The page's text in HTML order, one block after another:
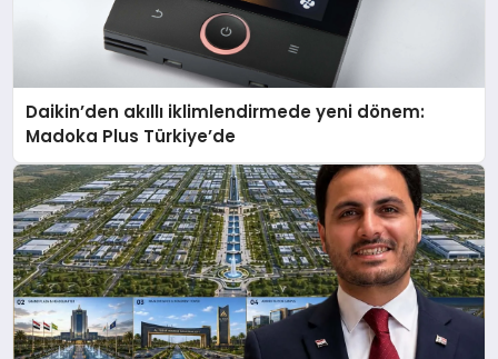
Daikin’den akıllı iklimlendirmede yeni dönem:
Madoka Plus Türkiye’de